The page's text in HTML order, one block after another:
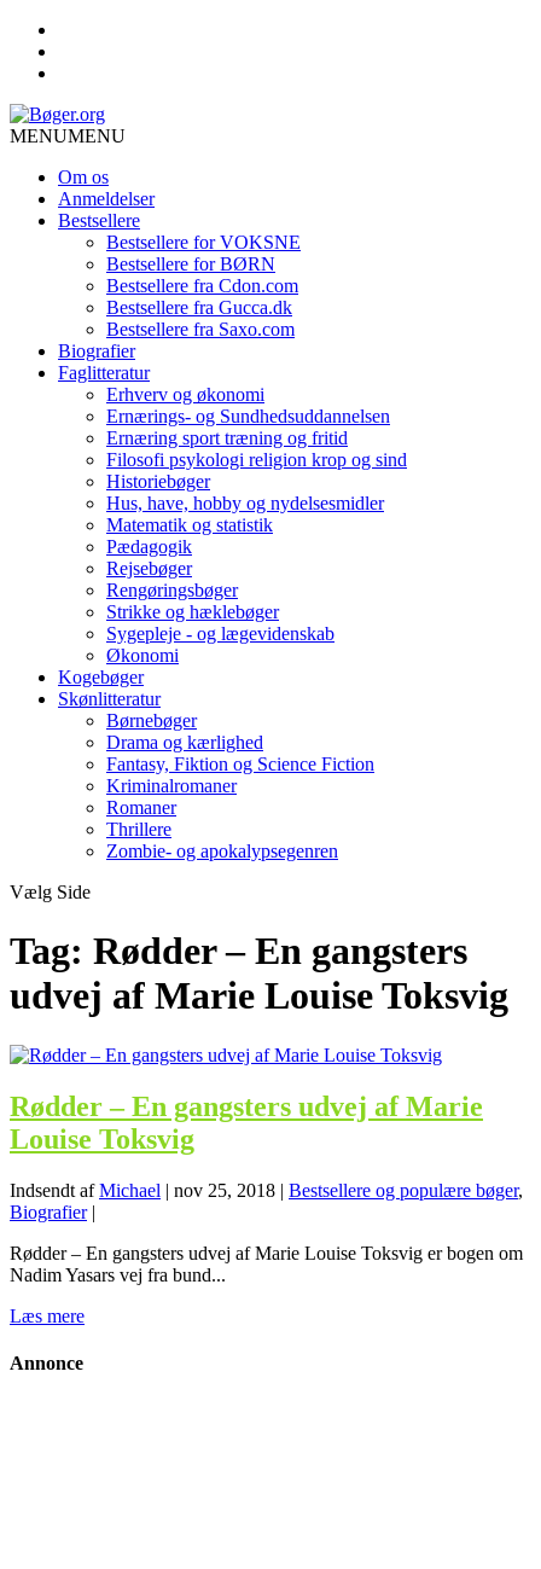
MENUMENU
Om os
Anmeldelser
Bestsellere
Bestsellere for VOKSNE
Bestsellere for BØRN
Bestsellere fra Cdon.com
Bestsellere fra Gucca.dk
Bestsellere fra Saxo.com
Biografier
Faglitteratur
Erhverv og økonomi
Ernærings- og Sundhedsuddannelsen
Ernæring sport træning og fritid
Filosofi psykologi religion krop og sind
Historiebøger
Hus, have, hobby og nydelsesmidler
Matematik og statistik
Pædagogik
Rejsebøger
Rengøringsbøger
Strikke og hæklebøger
Sygepleje - og lægevidenskab
Økonomi
Kogebøger
Skønlitteratur
Børnebøger
Drama og kærlighed
Fantasy, Fiktion og Science Fiction
Kriminalromaner
Romaner
Thrillere
Zombie- og apokalypsegenren
Vælg Side
Tag: Rødder – En gangsters
udvej af Marie Louise Toksvig
Rødder – En gangsters udvej af Marie
Louise Toksvig
Indsendt afMichael | nov 25, 2018 | Bestsellere og populære bøger,
Biografier|
Rødder – En gangsters udvej af Marie Louise Toksvig er bogen om
Nadim Yasars vej fra bund...
Læs mere
Annonce